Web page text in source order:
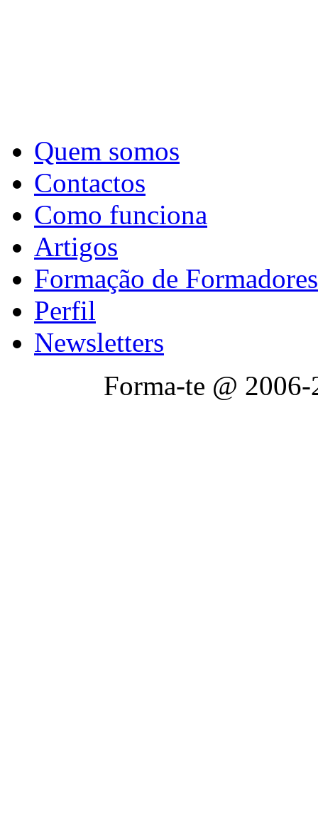
Quem somos
Contactos
Como funciona
Artigos
Formação de Formadores
Perfil
Newsletters
Forma-te @